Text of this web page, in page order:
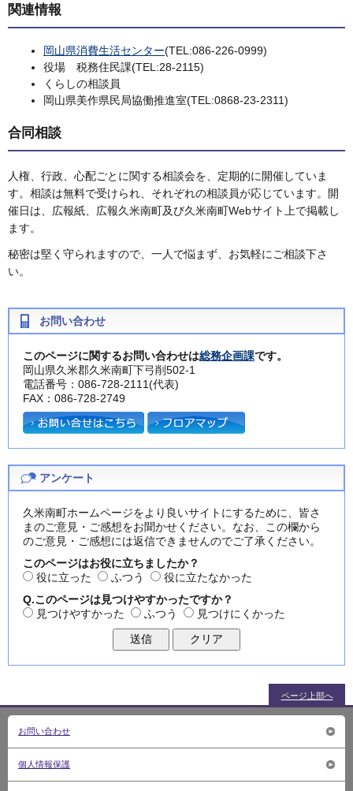
関連情報
岡山県消費生活センター(TEL:086-226-0999)
役場 税務住民課(TEL:28-2115)
くらしの相談員
岡山県美作県民局協働推進室(TEL:0868-23-2311)
合同相談
人権、行政、心配ごとに関する相談会を、定期的に開催していま
す。相談は無料で受けられ、それぞれの相談員が応じています。開
催日は、広報紙、広報久米南町及び久米南町Webサイト上で掲載し
ます。
秘密は堅く守られますので、一人で悩まず、お気軽にご相談下さ
い。
お問い合わせ
このページに関するお問い合わせは総務企画課です。
岡山県久米郡久米南町下弓削502-1
電話番号：086-728-2111(代表)
FAX：086-728-2749
アンケート
久米南町ホームページをより良いサイトにするために、皆さ
まのご意見・ご感想をお聞かせください。なお、この欄から
のご意見・ご感想には返信できませんのでご了承ください。
このページはお役に立ちましたか？
役に立った
ふつう
役に立たなかった
Q.このページは見つけやすかったですか？
見つけやすかった
ふつう 見つけにくかった
ページ上部へ
お問い合わせ
個人情報保護